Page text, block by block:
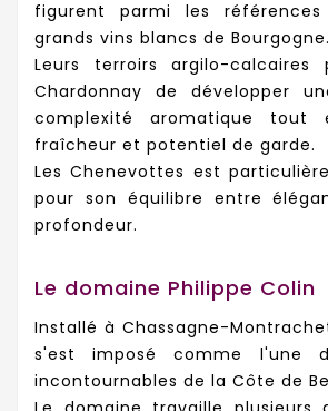
figurent parmi les références
grands vins blancs de Bourgogne.
Leurs terroirs argilo-calcaires
Chardonnay de développer
complexité aromatique tout
fraîcheur et potentiel de garde.
Les Chenevottes est
pour son équilibre entre
profondeur.
Le domaine Philippe Colin
Installé à Chassagne-
s'est imposé comme l'une
incontournables de la Côte de